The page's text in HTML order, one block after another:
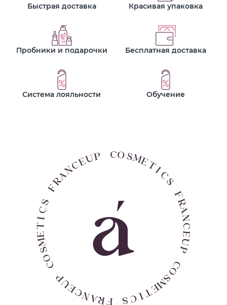
Быстрая доставка Красивая упаковка
Пробники и подарочки Бесплатная доставка
Система лояльности Обучение